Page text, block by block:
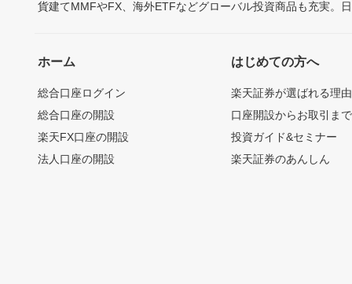
貨建てMMFやFX、海外ETFなどグローバル投資商品も充実。
ホーム
総合口座ログイン
総合口座の開設
楽天FX口座の開設
法人口座の開設
はじめての方へ
楽天証券が選ばれる理由
口座開設からお取引ま
投資ガイド&セミナー
楽天証券のあんしん